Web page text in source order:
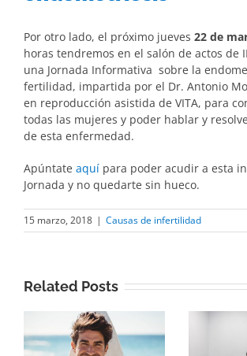
Por otro lado, el próximo jueves 22 de
horas tendremos en el salón de actos de
una Jornada Informativa sobre la
fertilidad, impartida por el Dr. Antonio
en reproducción asistida de VITA, para
todas las mujeres y poder hablar y
de esta enfermedad.
Apúntate aquí para poder acudir a esta
Jornada y no quedarte sin hueco.
15 marzo, 2018 | Causas de infertilidad
Related Posts